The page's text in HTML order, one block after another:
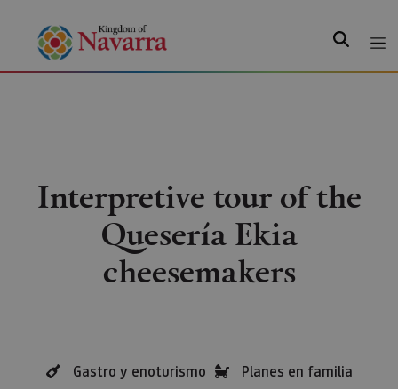
Search
Interpretive tour of the
Quesería Ekia
cheesemakers
Gastro y enoturismo Planes en familia